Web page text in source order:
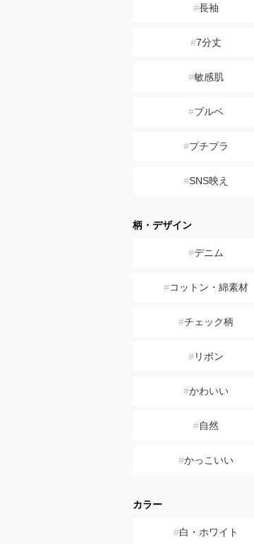
長袖
7分丈
敏感肌
ブルベ
プチプラ
SNS映え
柄・デザイン
デニム
コットン・綿素材
チェック柄
リボン
かわいい
自然
かっこいい
カラー
白・ホワイト